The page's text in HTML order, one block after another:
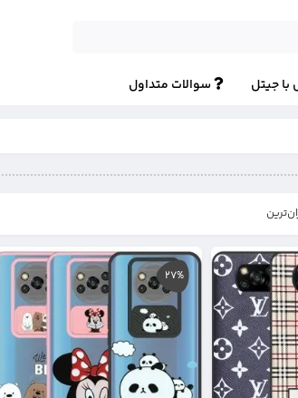
جیتل سوالات متداول
27%